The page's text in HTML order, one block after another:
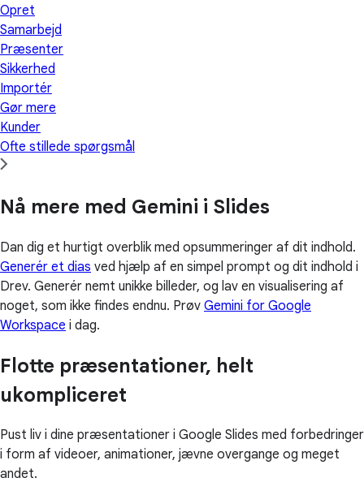
Opret
Samarbejd
Præsenter
Sikkerhed
Importér
Gør mere
Kunder
Ofte stillede spørgsmål
Nå mere med Gemini i Slides
Dan dig et hurtigt overblik med opsummeringer af dit indhold.
Generér et dias ved hjælp af en simpel prompt og dit indhold i
Drev. Generér nemt unikke billeder, og lav en visualisering af
noget, som ikke findes endnu. Prøv Gemini for Google
Workspace i dag.
Flotte præsentationer, helt
ukompliceret
Pust liv i dine præsentationer i Google Slides med forbedringer
i form af videoer, animationer, jævne overgange og meget
andet.